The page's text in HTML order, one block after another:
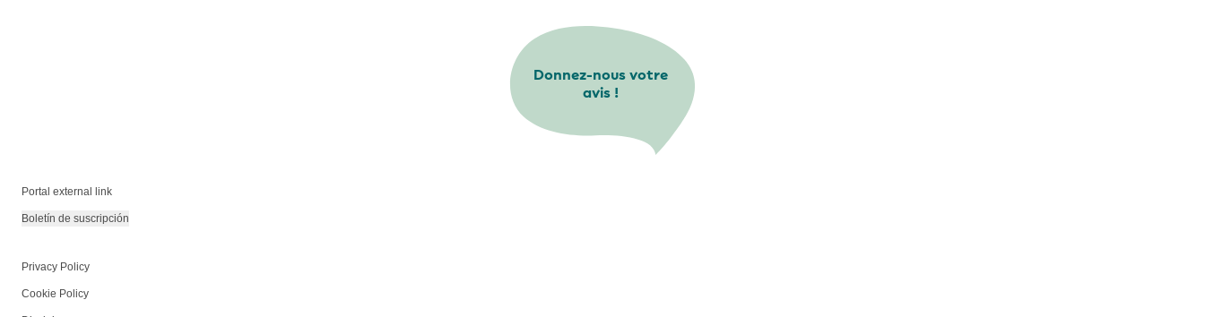
Donnez-nous votre
avis !
Portal external link
Boletín de suscripción
Privacy Policy
Cookie Policy